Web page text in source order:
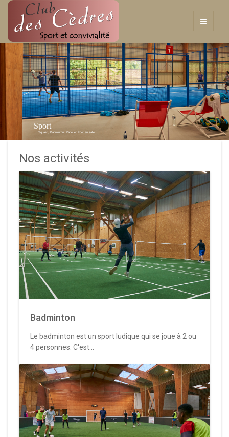
Sport
Squash, Badminton, Padel et Foot en salle
Nos activités
Badminton
Le badminton est un sport ludique qui se joue à 2 ou
4 personnes. C'est...